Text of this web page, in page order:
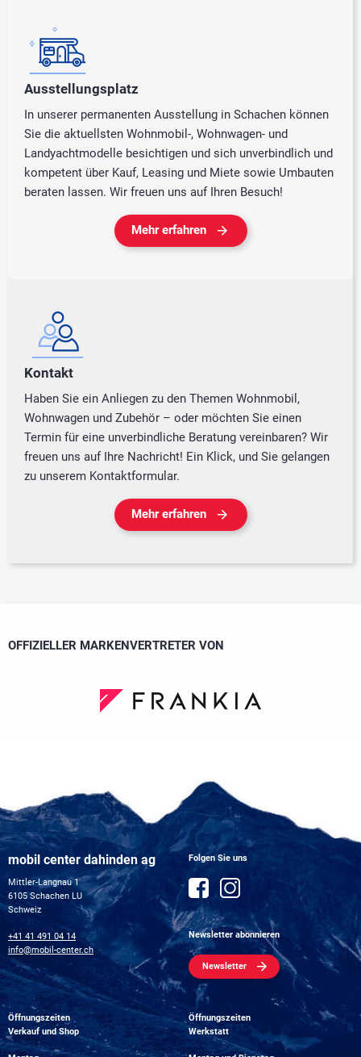
Ausstellungsplatz
In unserer permanenten Ausstellung in Schachen können
Sie die aktuellsten Wohnmobil-, Wohnwagen- und
Landyachtmodelle besichtigen und sich unverbindlich und
kompetent über Kauf, Leasing und Miete sowie Umbauten
beraten lassen. Wir freuen uns auf Ihren Besuch!
Mehr erfahren
Kontakt
Haben Sie ein Anliegen zu den Themen Wohnmobil,
Wohnwagen und Zubehör – oder möchten Sie einen
Termin für eine unverbindliche Beratung vereinbaren? Wir
freuen uns auf Ihre Nachricht! Ein Klick, und Sie gelangen
zu unserem Kontaktformular.
Mehr erfahren
OFFIZIELLER MARKENVERTRETER VON
mobil center dahinden ag
Mittler-Langnau 1
6105 Schachen LU
Schweiz
+41 41 491 04 14
info@mobil-center.ch
Folgen Sie uns
Newsletter abonnieren
Newsletter
Öffnungszeiten
Verkauf und Shop
Öffnungszeiten
Werkstatt